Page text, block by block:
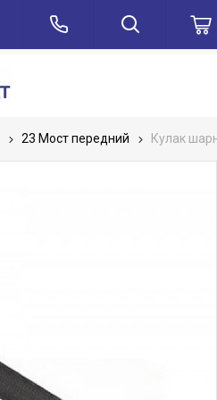
23 Мост передний Кулак